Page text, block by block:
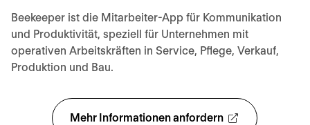
Mehr Informationen anfordern
Beekeeper ist die Mitarbeiter-App für Kommunikation
und Produktivität, speziell für Unternehmen mit
operativen Arbeitskräften in Service, Pflege, Verkauf,
Produktion und Bau.